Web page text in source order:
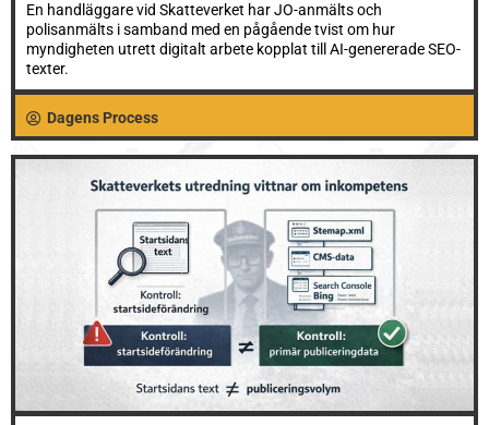
En handläggare vid Skatteverket har JO-anmälts och
polisanmälts i samband med en pågående tvist om hur
myndigheten utrett digitalt arbete kopplat till AI-genererade SEO-
texter.
Dagens Process